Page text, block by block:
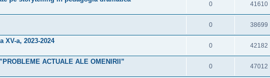
0 41610
0 38699
a, 2023-2024
0 42182
ACTUALE ALE OMENIRII”
0 47012